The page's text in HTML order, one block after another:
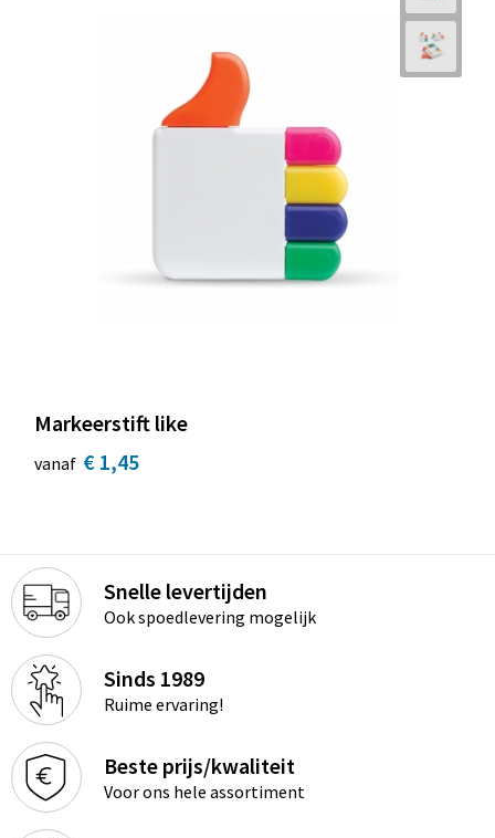
Markeerstift like
vanaf € 1,45
Snelle levertijden
Ook spoedlevering mogelijk
Sinds 1989
Ruime ervaring!
Beste prijs/kwaliteit
Voor ons hele assortiment